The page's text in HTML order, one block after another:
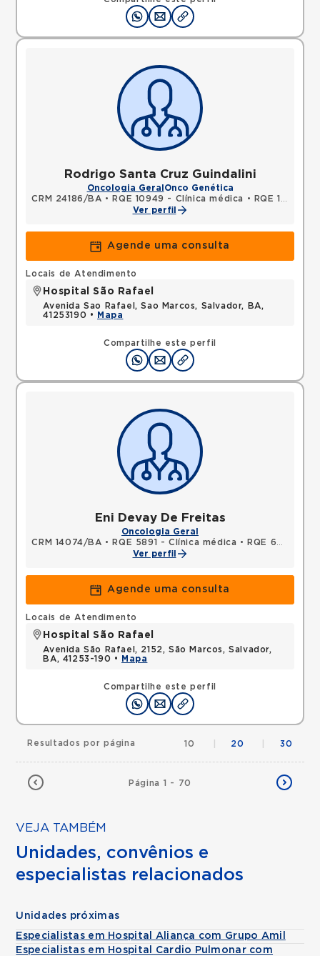
Rodrigo Santa Cruz Guindalini
Oncologia Geral Onco Genética
CRM 24186/BA • RQE 10949 - Clínica médica •
RQE 12220 - Oncologia clínica
Ver perfil
Agende uma consulta
Compartilhe este perfil
Locais de Atendimento
Hospital São Rafael
Avenida Sao Rafael, Sao Marcos, Salvador, BA,
41253190 •
Mapa
Eni Devay De Freitas
Oncologia Geral
CRM 14074/BA • RQE 5891 - Clínica médica •
RQE 6076 - Oncologia clínica
Ver perfil
Agende uma consulta
Compartilhe este perfil
Locais de Atendimento
Hospital São Rafael
Avenida São Rafael, 2152, São Marcos, Salvador,
BA, 41253-190 •
Mapa
Página 1 - 70
Resultados por página 10 20 30
VEJA TAMBÉM
Unidades, convênios e
especialistas relacionados
Unidades próximas
Especialistas em Hospital Aliança com Grupo Amil
Especialistas em Hospital Cardio Pulmonar com